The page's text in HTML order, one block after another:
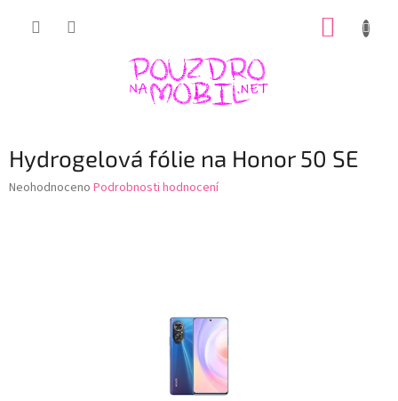
Hydrogelová fólie na Honor 50 SE
Průměrné
Neohodnoceno Podrobnosti hodnocení